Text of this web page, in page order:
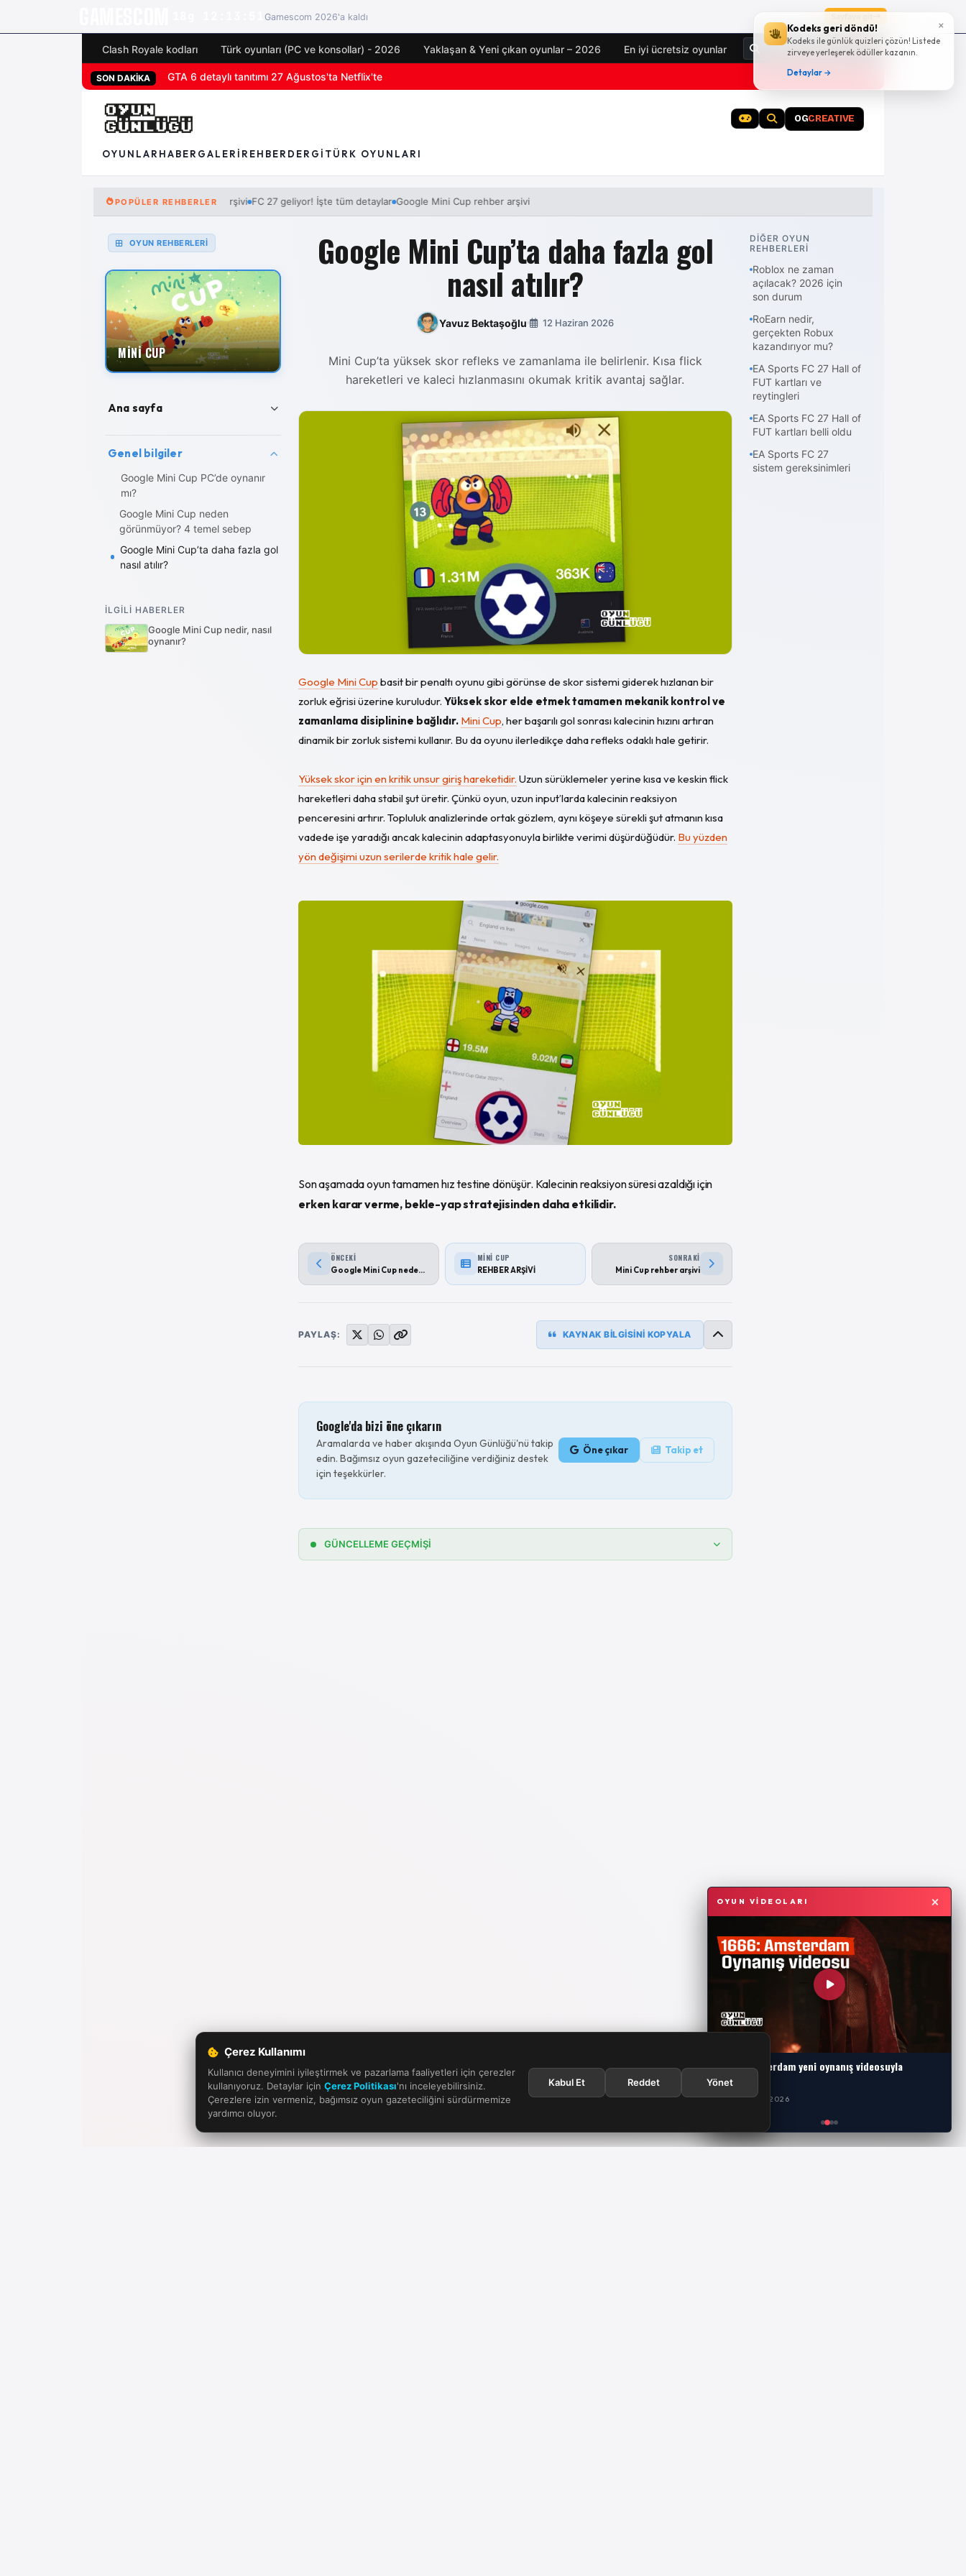
×
Kodeks geri döndü!
Kodeks ile günlük quizleri çözün! Listede
zirveye yerleşerek ödüller kazanın.
Detaylar →
Çerez Kullanımı
Kullanıcı deneyimini iyileştirmek ve pazarlama faaliyetleri için çerezler
kullanıyoruz. Detaylar için Çerez Politikası'nı inceleyebilirsiniz.
Çerezlere izin vermeniz, bağımsız oyun gazeteciliğini sürdürmemize
yardımcı oluyor.
Kabul Et Reddet Yönet
Gamescom 2026'a kaldı
Clash Royale kodları Türk oyunları (PC ve konsollar) - 2026 Yaklaşan & Yeni çıkan oyunlar – 2026 En iyi ücretsiz oyunlar Giriş Yap
SON DAKİKA GTA 6 detaylı tanıtımı 27 Ağustos'ta Netflix'te
San Diego Comic-Con 2026 tüm oyun duyuruları
OGCREATIVE
OYUNLAR HABER GALERI REHBER DERGI TÜRK OYUNLARI
POPÜLER REHBERLER FC 27 geliyor! İşte tüm detaylar Google Mini Cup rehber arşivi FC 27 geliyor! İşte tüm detaylar
OYUN REHBERLERİ
MİNİ CUP
Ana sayfa
Genel bilgiler
Google Mini Cup PC’de oynanır
mı?
Google Mini Cup neden
görünmüyor? 4 temel sebep
Google Mini Cup’ta daha fazla gol
nasıl atılır?
İLGİLİ HABERLER
Google Mini Cup nedir, nasıl
oynanır?
Google Mini Cup’ta daha fazla gol
nasıl atılır?
Yavuz Bektaşoğlu 12 Haziran 2026
Mini Cup’ta yüksek skor refleks ve zamanlama ile belirlenir. Kısa flick
hareketleri ve kaleci hızlanmasını okumak kritik avantaj sağlar.
Google Mini Cup basit bir penaltı oyunu gibi görünse de skor sistemi giderek hızlanan bir
zorluk eğrisi üzerine kuruludur. Yüksek skor elde etmek tamamen mekanik kontrol ve
zamanlama disiplinine bağlıdır. Mini Cup, her başarılı gol sonrası kalecinin hızını artıran
dinamik bir zorluk sistemi kullanır. Bu da oyunu ilerledikçe daha refleks odaklı hale getirir.
Yüksek skor için en kritik unsur giriş hareketidir. Uzun sürüklemeler yerine kısa ve keskin flick
hareketleri daha stabil şut üretir. Çünkü oyun, uzun input’larda kalecinin reaksiyon
penceresini artırır. Topluluk analizlerinde ortak gözlem, aynı köşeye sürekli şut atmanın kısa
vadede işe yaradığı ancak kalecinin adaptasyonuyla birlikte verimi düşürdüğüdür. Bu yüzden
yön değişimi uzun serilerde kritik hale gelir.
Son aşamada oyun tamamen hız testine dönüşür. Kalecinin reaksiyon süresi azaldığı için
erken karar verme, bekle-yap stratejisinden daha etkilidir.
ÖNCEKI
Google Mini Cup neden görünmüyor? 4 temel sebep
MINI CUP
REHBER ARŞİVİ
SONRAKI
Mini Cup rehber arşivi
PAYLAŞ: KAYNAK BİLGİSİNİ KOPYALA
Google'da bizi öne çıkarın
Aramalarda ve haber akışında Oyun Günlüğü'nü takip
edin. Bağımsız oyun gazeteciliğine verdiğiniz destek
için teşekkürler.
Öne çıkar Takip et
GÜNCELLEME GEÇMİŞİ
DİĞER OYUN
REHBERLERİ
Roblox ne zaman
açılacak? 2026 için
son durum
RoEarn nedir,
gerçekten Robux
kazandırıyor mu?
EA Sports FC 27 Hall of
FUT kartları ve
reytingleri
EA Sports FC 27 Hall of
FUT kartları belli oldu
EA Sports FC 27
sistem gereksinimleri
OYUN VİDEOLARI ×
1666: Amsterdam yeni oynanış videosuyla
karşımızda
29 TEMMUZ 2026